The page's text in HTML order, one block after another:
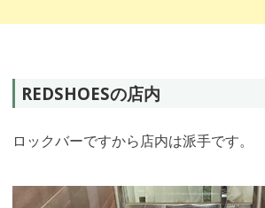
REDSHOESの店内
ロックバーですから店内は派手です。